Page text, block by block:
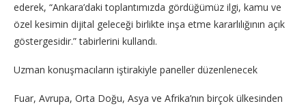
ederek, “Ankara’daki toplantımızda gördüğümüz ilgi, kamu ve
özel kesimin dijital geleceği birlikte inşa etme kararlılığının açık
göstergesidir.” tabirlerini kullandı.
Uzman konuşmacıların iştirakiyle paneller düzenlenecek
Fuar, Avrupa, Orta Doğu, Asya ve Afrika’nın birçok ülkesinden